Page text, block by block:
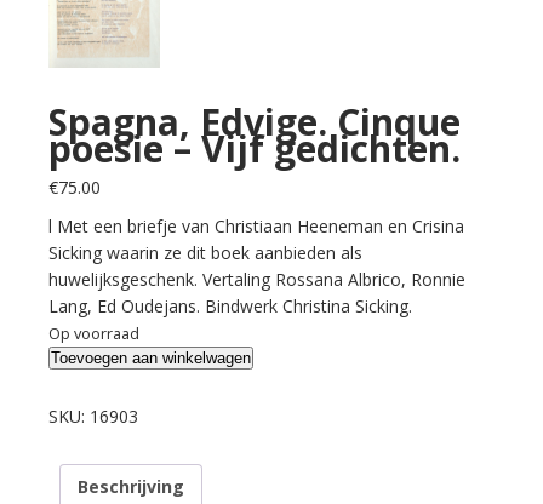
Spagna, Edvige. Cinque
poesie – Vijf gedichten.
€75.00
l Met een briefje van Christiaan Heeneman en Crisina
Sicking waarin ze dit boek aanbieden als
huwelijksgeschenk. Vertaling Rossana Albrico, Ronnie
Lang, Ed Oudejans. Bindwerk Christina Sicking.
Op voorraad
Spagna,
Cinque
Toevoegen aan winkelwagen
SKU: 16903
Beschrijving